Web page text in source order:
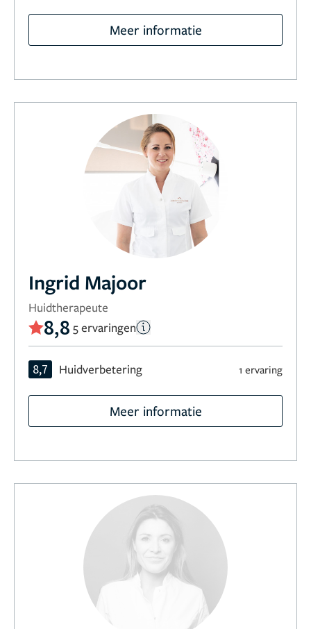
Meer informatie
Ingrid Majoor
Huidtherapeute
8,8 5 ervaringen
8,7 Huidverbetering 1 ervaring
Meer informatie